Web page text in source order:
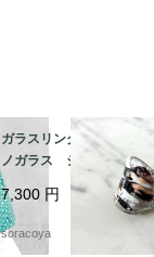
ガラスリング ムラー
ノガラス シルバーベ
ース 12号 メタリッ
クカラー 12acen15-2
7,300 円
soracoya